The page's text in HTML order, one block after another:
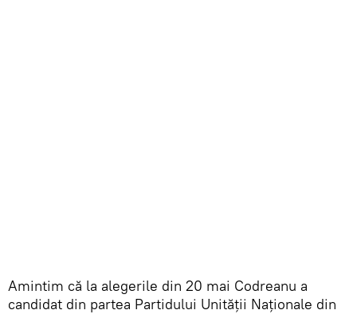
Amintim că la alegerile din 20 mai Codreanu a
candidat din partea Partidului Unității Naționale din